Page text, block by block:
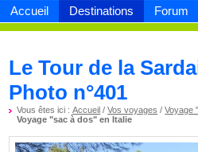
Accueil Destinations Forum
Le Tour de la
Photo n°401
Vous êtes ici :Accueil /Vos voyages /Voyage
Voyage "sac à dos" en Italie